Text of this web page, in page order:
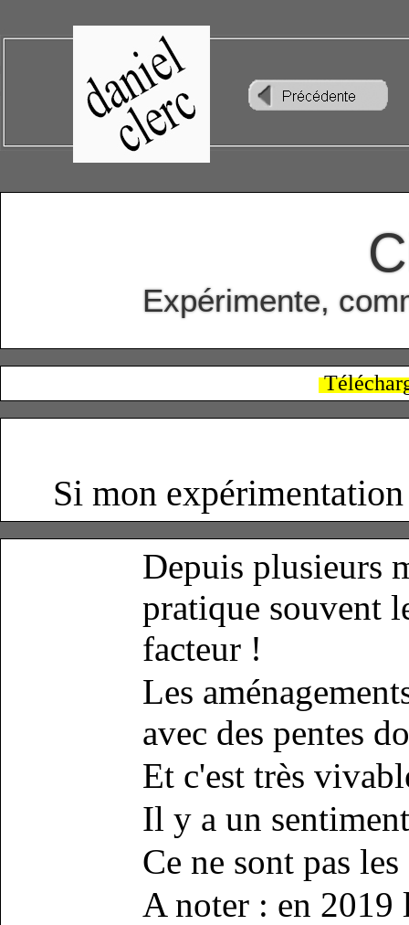
Expérimente,
Si mon
Depuis plusieurs
pratique souvent
facteur !
Les
avec des pentes
Et c'est très
Il y a un
Ce ne sont pas
A noter : en 2019